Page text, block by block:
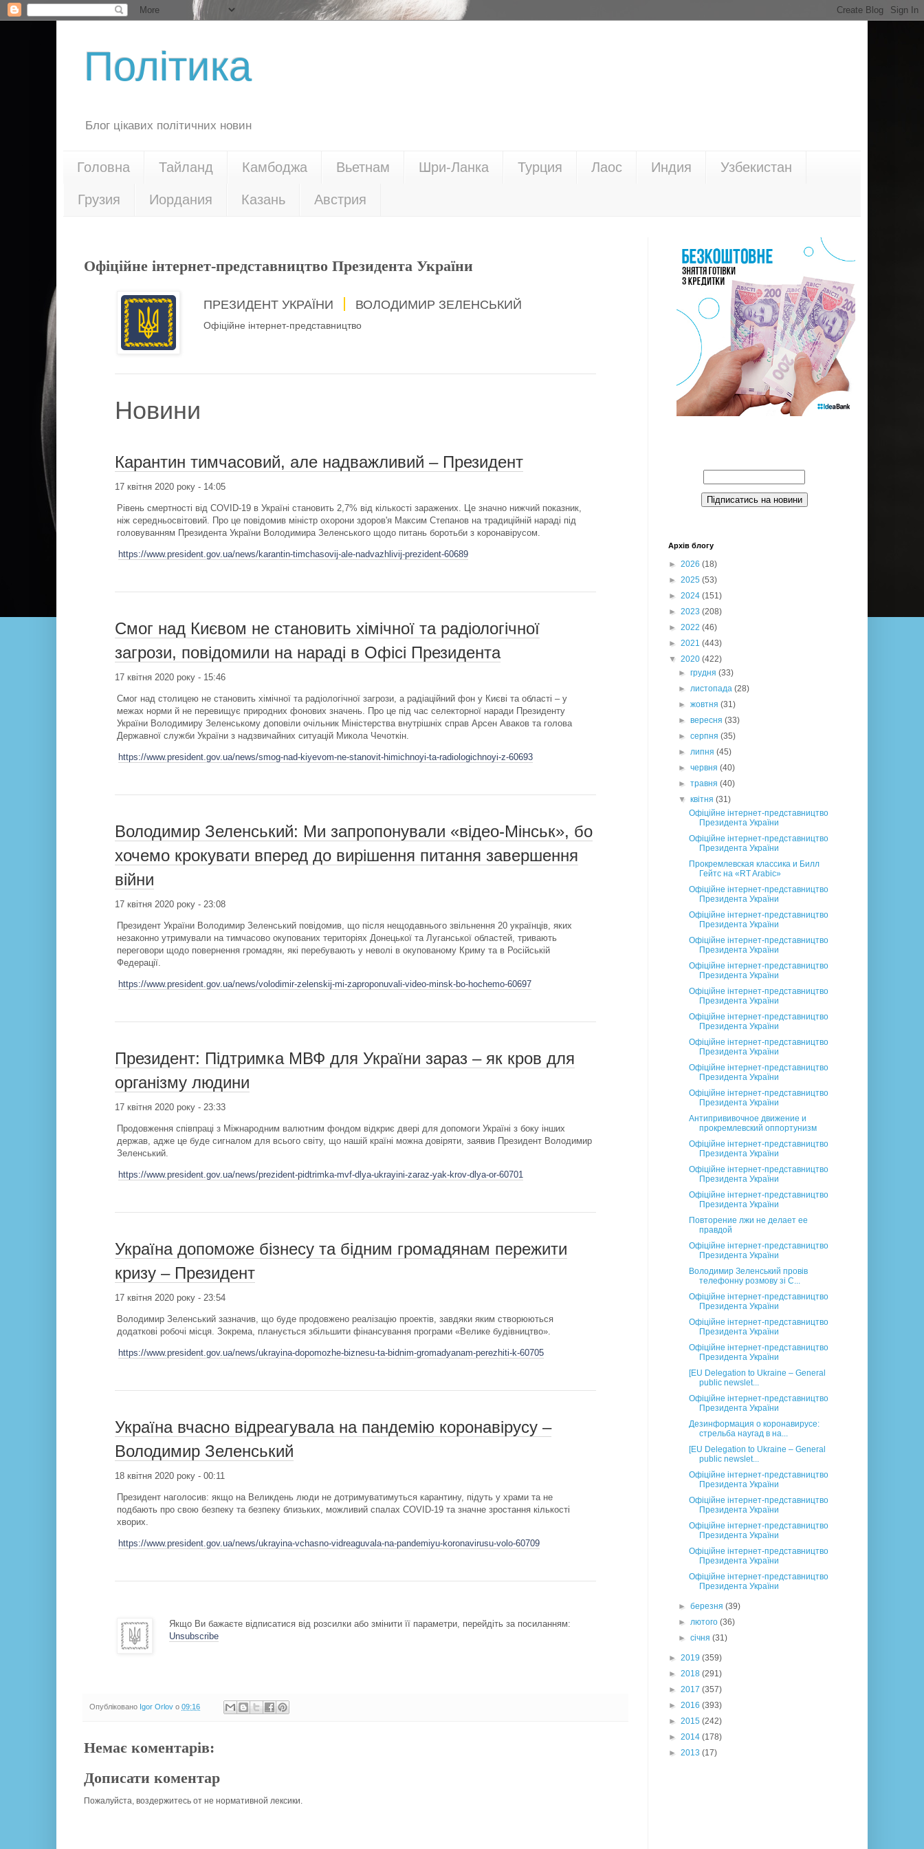
Політика
Блог цікавих політичних новин
Головна Тайланд Камбоджа Вьетнам Шри-Ланка Турция Лаос Индия Узбекистан
Грузия Иордания Казань Австрия
Офіційне інтернет-представництво Президента України
ПРЕЗИДЕНТ УКРАЇНИ ВОЛОДИМИР ЗЕЛЕНСЬКИЙ
Офіційне інтернет-представництво
Новини
Карантин тимчасовий, але надважливий – Президент
17 квітня 2020 року - 14:05
Рівень смертності від COVID-19 в Україні становить 2,7% від кількості заражених. Це значно нижчий показник,
ніж середньосвітовий. Про це повідомив міністр охорони здоров'я Максим Степанов на традиційній нараді під
головуванням Президента України Володимира Зеленського щодо питань боротьби з коронавірусом.
https://www.president.gov.ua/news/karantin-timchasovij-ale-nadvazhlivij-prezident-60689
Смог над Києвом не становить хімічної та радіологічної
загрози, повідомили на нараді в Офісі Президента
17 квітня 2020 року - 15:46
Смог над столицею не становить хімічної та радіологічної загрози, а радіаційний фон у Києві та області – у
межах норми й не перевищує природних фонових значень. Про це під час селекторної наради Президенту
України Володимиру Зеленському доповіли очільник Міністерства внутрішніх справ Арсен Аваков та голова
Державної служби України з надзвичайних ситуацій Микола Чечоткін.
https://www.president.gov.ua/news/smog-nad-kiyevom-ne-stanovit-himichnoyi-ta-radiologichnoyi-z-60693
Володимир Зеленський: Ми запропонували «відео-Мінськ», бо
хочемо крокувати вперед до вирішення питання завершення
війни
17 квітня 2020 року - 23:08
Президент України Володимир Зеленський повідомив, що після нещодавнього звільнення 20 українців, яких
незаконно утримували на тимчасово окупованих територіях Донецької та Луганської областей, тривають
переговори щодо повернення громадян, які перебувають у неволі в окупованому Криму та в Російській
Федерації.
https://www.president.gov.ua/news/volodimir-zelenskij-mi-zaproponuvali-video-minsk-bo-hochemo-60697
Президент: Підтримка МВФ для України зараз – як кров для
організму людини
17 квітня 2020 року - 23:33
Продовження співпраці з Міжнародним валютним фондом відкриє двері для допомоги Україні з боку інших
держав, адже це буде сигналом для всього світу, що нашій країні можна довіряти, заявив Президент Володимир
Зеленський.
https://www.president.gov.ua/news/prezident-pidtrimka-mvf-dlya-ukrayini-zaraz-yak-krov-dlya-or-60701
Україна допоможе бізнесу та бідним громадянам пережити
кризу – Президент
17 квітня 2020 року - 23:54
Володимир Зеленський зазначив, що буде продовжено реалізацію проектів, завдяки яким створюються
додаткові робочі місця. Зокрема, планується збільшити фінансування програми «Велике будівництво».
https://www.president.gov.ua/news/ukrayina-dopomozhe-biznesu-ta-bidnim-gromadyanam-perezhiti-k-60705
Україна вчасно відреагувала на пандемію коронавірусу –
Володимир Зеленський
18 квітня 2020 року - 00:11
Президент наголосив: якщо на Великдень люди не дотримуватимуться карантину, підуть у храми та не
подбають про свою безпеку та безпеку близьких, можливий спалах COVID-19 та значне зростання кількості
хворих.
https://www.president.gov.ua/news/ukrayina-vchasno-vidreaguvala-na-pandemiyu-koronavirusu-volo-60709
Якщо Ви бажаєте відписатися від розсилки або змінити її параметри, перейдіть за посиланням:
Unsubscribe
Опубліковано Igor Orlov о 09:16
Немає коментарів:
Дописати коментар
Пожалуйста, воздержитесь от не нормативной лексики.
Архів блогу
► 2026 (18)
► 2025 (53)
► 2024 (151)
► 2023 (208)
► 2022 (46)
► 2021 (443)
▼ 2020 (422)
►грудня(33)
►листопада(28)
►жовтня(31)
►вересня(33)
►серпня(35)
►липня(45)
►червня(40)
►травня(40)
▼квітня(31)
Офіційне інтернет-представництво
Президента України
Офіційне інтернет-представництво
Президента України
Прокремлевская классика и Билл
Гейтс на «RT Arabic»
Офіційне інтернет-представництво
Президента України
Офіційне інтернет-представництво
Президента України
Офіційне інтернет-представництво
Президента України
Офіційне інтернет-представництво
Президента України
Офіційне інтернет-представництво
Президента України
Офіційне інтернет-представництво
Президента України
Офіційне інтернет-представництво
Президента України
Офіційне інтернет-представництво
Президента України
Офіційне інтернет-представництво
Президента України
Антипрививочное движение и
прокремлевский оппортунизм
Офіційне інтернет-представництво
Президента України
Офіційне інтернет-представництво
Президента України
Офіційне інтернет-представництво
Президента України
Повторение лжи не делает ее
правдой
Офіційне інтернет-представництво
Президента України
Володимир Зеленський провів
телефонну розмову зі С...
Офіційне інтернет-представництво
Президента України
Офіційне інтернет-представництво
Президента України
Офіційне інтернет-представництво
Президента України
[EU Delegation to Ukraine – General
public newslet...
Офіційне інтернет-представництво
Президента України
Дезинформация о коронавирусе:
стрельба наугад в на...
[EU Delegation to Ukraine – General
public newslet...
Офіційне інтернет-представництво
Президента України
Офіційне інтернет-представництво
Президента України
Офіційне інтернет-представництво
Президента України
Офіційне інтернет-представництво
Президента України
Офіційне інтернет-представництво
Президента України
►березня(39)
►лютого(36)
►січня(31)
► 2019 (359)
► 2018 (291)
► 2017 (357)
► 2016 (393)
► 2015 (242)
► 2014 (178)
► 2013 (17)